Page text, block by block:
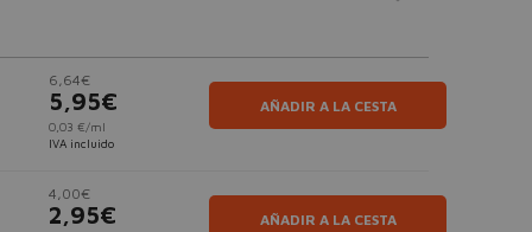
6,64€
5,95€
0,03 €/ml
IVA incluido
AÑADIR A LA CESTA
4,00€
2,95€ AÑADIR A LA CESTA